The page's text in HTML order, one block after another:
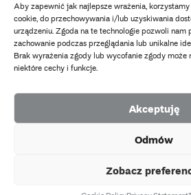
Aby zapewnić jak najlepsze wrażenia,
cookie, do przechowywania i/lub uzyskiwania
urządzeniu. Zgoda na te technologie pozwoli
zachowanie podczas przeglądania lub unikalne
Brak wyrażenia zgody lub wycofanie zgody może
niektóre cechy i funkcje.
Akceptuję
Odmów
Zobacz
Information
instagram
twitterfacebookyoutube
tiktok
2026 Copyright by Muzeum Narodowe
Etnograficznego
Facebook
Racławickiej
facebook
Przyjaciół